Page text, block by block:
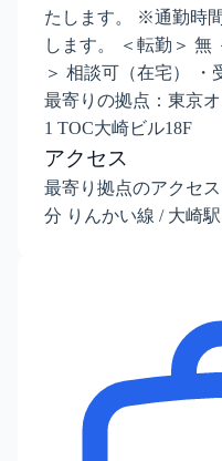
たします。 ※通勤時
します。 ＜転勤＞ 無
＞ 相談可（在宅） ・
最寄りの拠点：東京
1 TOC大崎ビル18F
アクセス
最寄り拠点のアクセ
分 りんかい線 / 大崎